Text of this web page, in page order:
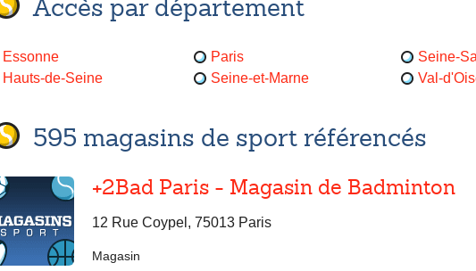
Accès par département
Essonne
Hauts-de-Seine
Paris
Seine-et-Marne
Seine-
Val-
595 magasins de sport référencés
+2Bad Paris - Magasin de Badminton
12 Rue Coypel, 75013 Paris
Magasin